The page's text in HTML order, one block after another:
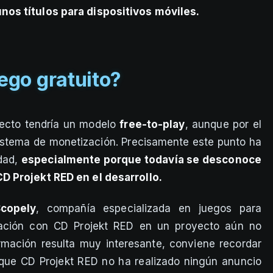
títulos para dispositivos móviles.
gratuito?
tendría un modelofree-to-play, aunque por el
de monetización. Precisamente este punto ha
especialmente porque todavía se desconoce
Projekt RED en el desarrollo.
, compañía especializada en juegos para
con CD Projekt RED en un proyecto aún no
resulta muy interesante, conviene recordar
CD Projekt RED no ha realizado ningún anuncio